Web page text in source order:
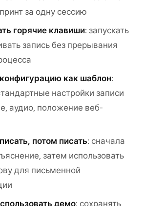
за одну сессию
горячие клавиши: запускать
запись без прерывания
как шаблон:
настройки записи
аудио, положение веб-
потом писать: сначала
затем использовать
для письменной
демо: сохранять